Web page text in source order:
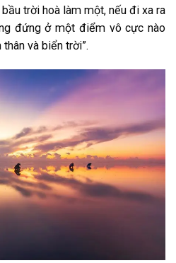
trời hoà làm một, nếu đi xa ra
đứng ở một điểm vô cực nào
và biển trời”.